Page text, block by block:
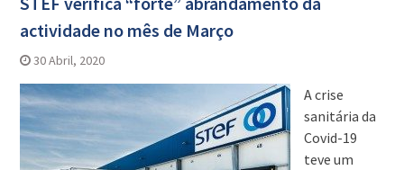
actividade no mês de Março
30 Abril, 2020
A crise
sanitária da
Covid-19
teve um